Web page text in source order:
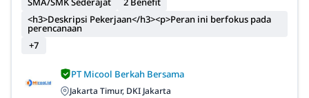
<h3>Deskripsi Pekerjaan</h3><p>Peran ini berfokus pada
perencanaan
+7
PT Micool Berkah Bersama
Jakarta Timur, DKI Jakarta